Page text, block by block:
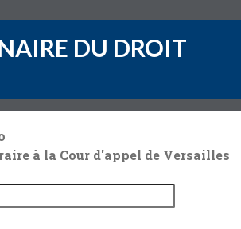
DU DROIT
à la Cour d'appel de Versailles